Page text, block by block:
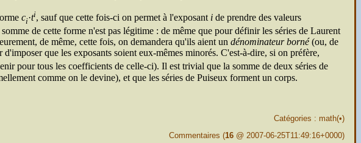
ci·ti, sauf que cette fois-ci on permet à l'exposant i de prendre des valeurs
de cette forme n'est pas légitime : de même que pour définir les séries de Laurent
de même, cette fois, on demandera qu'ils aient un dénominateur borné(ou, de
que les exposants soient eux-mêmes minorés. C'est-à-dire, si on préfère,
pour tous les coefficients de celle-ci). Il est trivial que la somme de deux séries de
comme on le devine), et que les séries de Puiseux forment un corps.
Catégories : math(•)
Commentaires (16 @ 2007-06-25T11:49:16+0000)